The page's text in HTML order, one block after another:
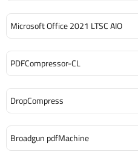
Microsoft Office 2021 LTSC AIO
PDFCompressor-CL
DropCompress
Broadgun pdfMachine